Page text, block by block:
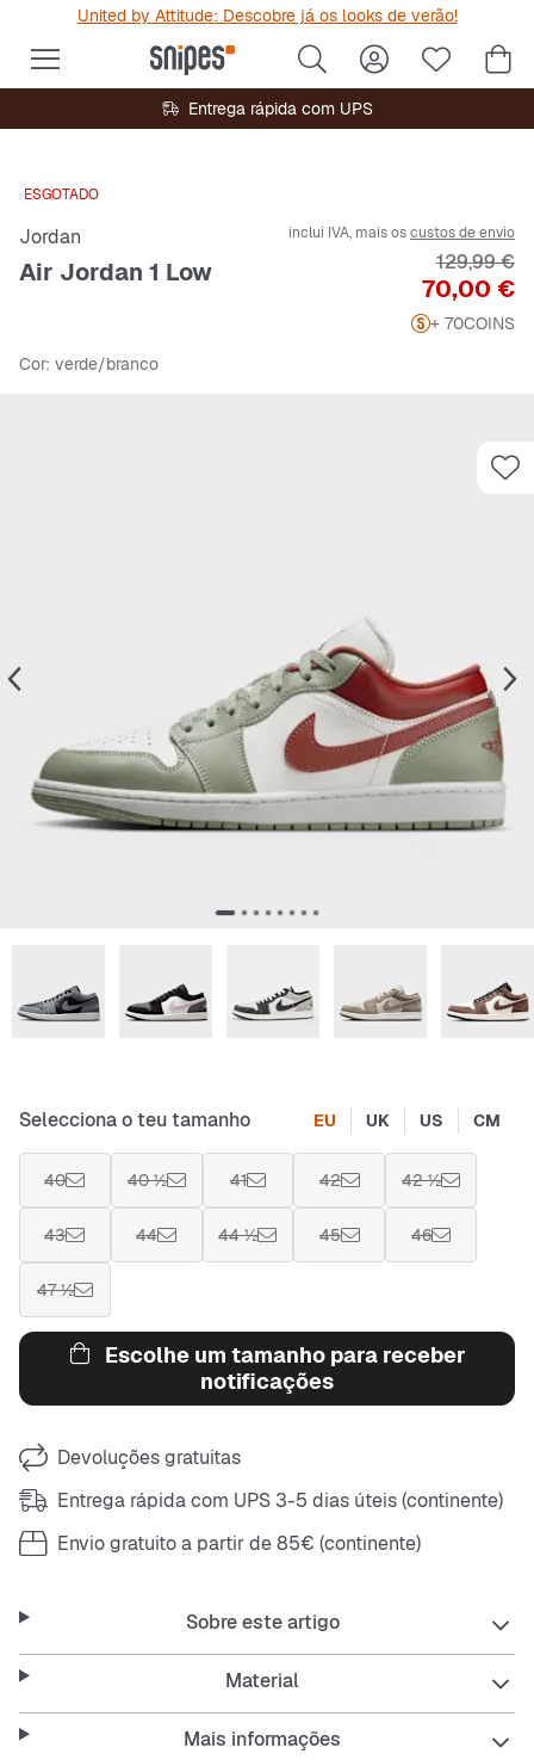
United by Attitude: Descobre já os looks de verão!
Entrega rápida com UPS
ESGOTADO
Jordan
Air Jordan 1 Low
inclui IVA, mais oscustos de envio
Preço
70,00 €
Preço
129,99 €
+ 70COINS
Cor: verde/branco
Selecciona o teu tamanho EU UK US CM
40 40 ½ 41 42 42 ½
43 44 44 ½ 45 46
47 ½
Escolhe um tamanho para receber
notificações
Devoluções gratuitas
Entrega rápida com UPS 3-5 dias úteis (continente)
Envio gratuito a partir de 85€ (continente)
Sobre este artigo
Material
Mais informações